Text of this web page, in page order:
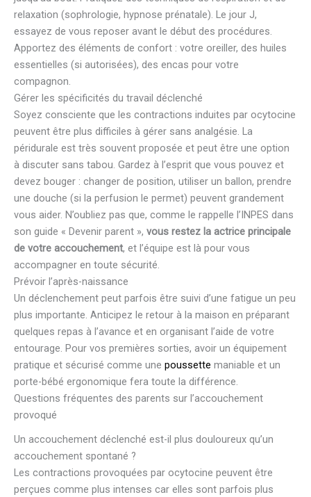
relaxation (sophrologie, hypnose prénatale). Le jour J,
essayez de vous reposer avant le début des procédures.
Apportez des éléments de confort : votre oreiller, des huiles
essentielles (si autorisées), des encas pour votre
compagnon.
Gérer les spécificités du travail déclenché
Soyez consciente que les contractions induites par ocytocine
peuvent être plus difficiles à gérer sans analgésie. La
péridurale est très souvent proposée et peut être une option
à discuter sans tabou. Gardez à l’esprit que vous pouvez et
devez bouger : changer de position, utiliser un ballon, prendre
une douche (si la perfusion le permet) peuvent grandement
vous aider. N’oubliez pas que, comme le rappelle l’INPES dans
son guide « Devenir parent », vous restez la actrice principale
de votre accouchement, et l’équipe est là pour vous
accompagner en toute sécurité.
Prévoir l’après-naissance
Un déclenchement peut parfois être suivi d’une fatigue un peu
plus importante. Anticipez le retour à la maison en préparant
quelques repas à l’avance et en organisant l’aide de votre
entourage. Pour vos premières sorties, avoir un équipement
pratique et sécurisé comme une poussette maniable et un
porte-bébé ergonomique fera toute la différence.
Questions fréquentes des parents sur l’accouchement
provoqué
Un accouchement déclenché est-il plus douloureux qu’un
accouchement spontané ?
Les contractions provoquées par ocytocine peuvent être
perçues comme plus intenses car elles sont parfois plus